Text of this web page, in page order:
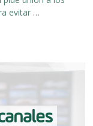
evitar …